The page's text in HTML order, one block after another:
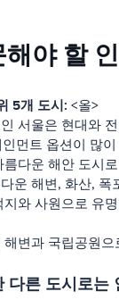
야 할
5개 도시: <올>
서울은 현대와
먼트 옵션이 많
름다운 해안 도시
운 해변, 화산, 폭
지와 사원으로 유
해변과 국립공원
다른 도시로